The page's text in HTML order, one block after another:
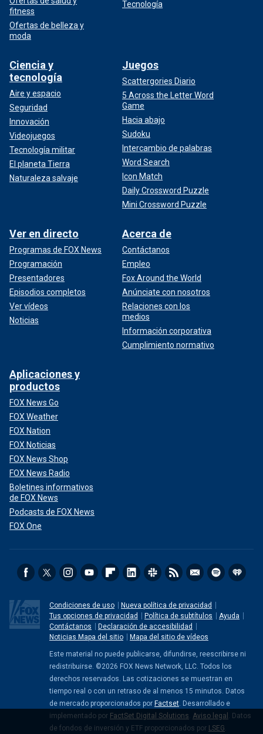
fitness
Ofertas de belleza y
moda
Tecnología
Ciencia y
tecnología
Aire y espacio
Seguridad
Innovación
Videojuegos
Tecnología militar
El planeta Tierra
Naturaleza salvaje
Juegos
Scattergories Diario
5 Across the Letter Word
Game
Hacia abajo
Sudoku
Intercambio de palabras
Word Search
Icon Match
Daily Crossword Puzzle
Mini Crossword Puzzle
Ver en directo
Programas de FOX News
Programación
Presentadores
Episodios completos
Ver vídeos
Noticias
Acerca de
Contáctanos
Empleo
Fox Around the World
Anúnciate con nosotros
Relaciones con los
medios
Información corporativa
Cumplimiento normativo
Aplicaciones y
productos
FOX News Go
FOX Weather
FOX Nation
FOX Noticias
FOX News Shop
FOX News Radio
Boletines informativos
de FOX News
Podcasts de FOX News
FOX One
Condiciones de uso
Nueva política de privacidad
Tus opciones de privacidad
Política de subtítulos
Ayuda
Contáctanos
Declaración de accesibilidad
Noticias Mapa del sitio
Mapa del sitio de vídeos
Este material no puede publicarse, difundirse, reescribirse ni
redistribuirse. ©2026 FOX News Network, LLC. Todos los
derechos reservados. Las cotizaciones se muestran en
tiempo real o con un retraso de al menos 15 minutos. Datos
de mercado proporcionados por Factset . Desarrollado e
implementado por FactSet Digital Solutions Aviso legal
. Datos
de fondos de inversión y ETF proporcionados por LSEG